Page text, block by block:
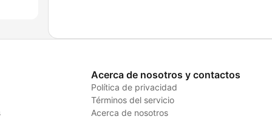
Acerca de nosotros y contactos
Política de privacidad
Términos del servicio
Acerca de nosotros